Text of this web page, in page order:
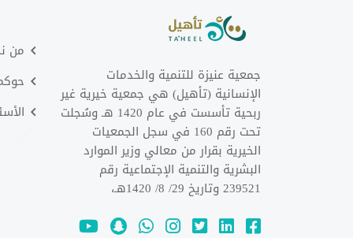
جمعية عنيزة للتنمية والخدمات
الإنسانية (تأهيل) هي جمعية خيرية غير
ربحية تأسست في عام 1420 هـ وسُجلت
تحت رقم 160 في سجل الجمعيات
الخيرية بقرار من معالي وزير الموارد
البشرية والتنمية الإجتماعية رقم
239521 وتاريخ 29/ 8/ 1420هـ،
من